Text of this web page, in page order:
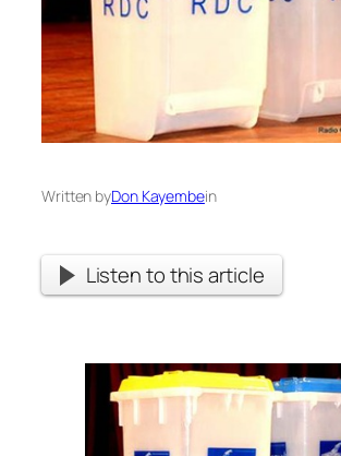
Written byDon Kayembein
Listen to this article